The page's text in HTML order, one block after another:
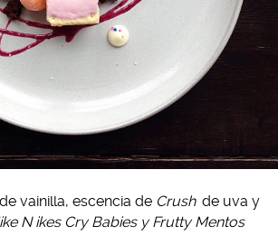
de vainilla, escencia de Crush de uva y
N ikes Cry Babies y Frutty Mentos